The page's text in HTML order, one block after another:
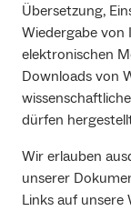
Übersetzung,
Wiedergabe von
elektronischen
Downloads von
dürfen
Wir erlauben
unserer
Links auf unsere